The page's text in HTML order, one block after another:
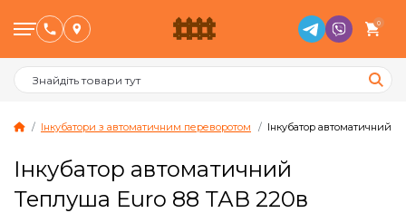
0
Птахівництво
Інкубатори з автоматичним переворотом Інкубатор автоматичний
Інкубатор автоматичний
Теплуша Euro 88 ТАВ 220в